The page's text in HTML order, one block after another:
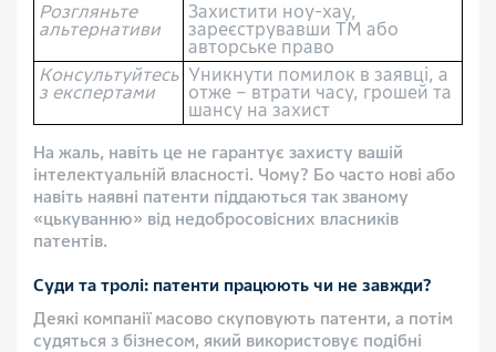
Розгляньте
альтернативи
Захистити ноу-хау,
зареєструвавши ТМ або
авторське право
Консультуйтесь
з експертами
Уникнути помилок в заявці, а
отже – втрати часу, грошей та
шансу на захист
На жаль, навіть це не гарантує захисту вашій
інтелектуальній власності. Чому? Бо часто нові або
навіть наявні патенти піддаються так званому
«цькуванню» від недобросовісних власників
патентів.
Суди та тролі: патенти працюють чи не завжди?
Деякі компанії масово скуповують патенти, а потім
судяться з бізнесом, який використовує подібні